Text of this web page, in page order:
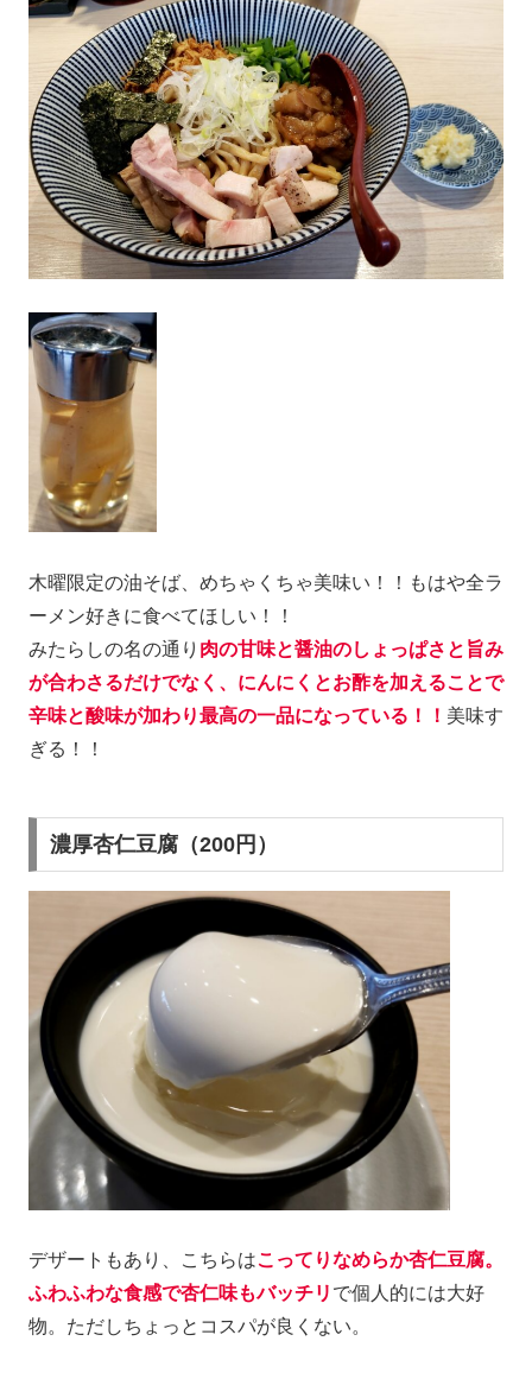
木曜限定の油そば、めちゃくちゃ美味い！！もはや全ラ
ーメン好きに食べてほしい！！
みたらしの名の通り 肉の甘味と醤油のしょっぱさと旨み
が合わさるだけでなく、にんにくとお酢を加えることで
辛味と酸味が加わり最高の一品になっている！！ 美味す
ぎる！！
濃厚杏仁豆腐（200円）
デザートもあり、こちらはこってりなめらか杏仁豆腐。
ふわふわな食感で杏仁味もバッチリ で個人的には大好
物。ただしちょっとコスパが良くない。